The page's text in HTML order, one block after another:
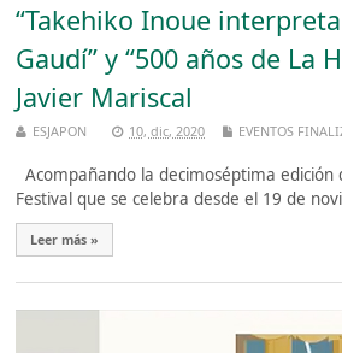
“Takehiko Inoue
Gaudí” y “500 años de La
Javier Mariscal
ESJAPON 10, dic, 2020 EVENTOS
Acompañando la decimoséptima edición
Festival que se celebra desde el 19 de
Leer más »